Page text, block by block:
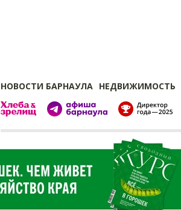
НОВОСТИ БАРНАУЛА НЕДВИЖИМОСТЬ